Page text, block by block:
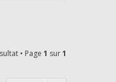
• Page 1 sur1